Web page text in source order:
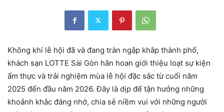
Không khí lễ hội đã và đang tràn ngập khắp thành phố,
khách sạn LOTTE Sài Gòn hân hoan giới thiệu loạt sự kiện
ẩm thực và trải nghiệm mùa lễ hội đặc sắc từ cuối năm
2025 đến đầu năm 2026. Đây là dịp để tận hưởng những
khoảnh khắc đáng nhớ, chia sẻ niềm vui với những người